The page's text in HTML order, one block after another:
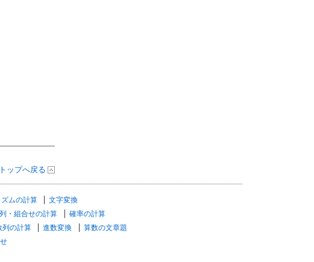
ップへ戻る
ムの計算
文字変換
・組合せの計算
確率の計算
列の計算 進数変換
算数の文章題